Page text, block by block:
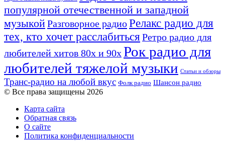
популярной отечественной и западной
музыкойРазговорное радиоРелакс радио для
тех, кто хочет расслабиться Ретро радио для
любителей хитов 80х и 90хРок радио для
любителей тяжелой музыки Статьи и обзоры
Транс-радио на любой вкус Фолк радио Шансон радио
© Все права защищены 2026
Карта сайта
Обратная связь
О сайте
Политика конфиденциальности